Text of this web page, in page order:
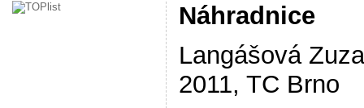
Náhradnice
Langášová
2011, TC Brno